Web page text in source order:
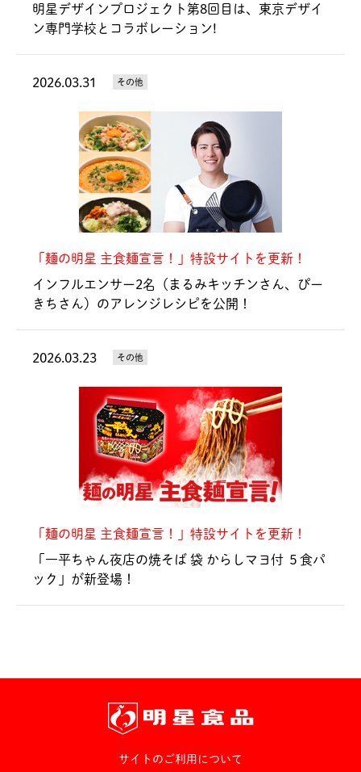
明星デザインプロジェクト第8回目は、東京デザイ
ン専門学校とコラボレーション!
2026.03.31 その他
「麺の明星 主食麺宣言！」特設サイトを更新！
インフルエンサー2名（まるみキッチンさん、ぴー
きちさん）のアレンジレシピを公開！
2026.03.23 その他
「麺の明星 主食麺宣言！」特設サイトを更新！
「一平ちゃん夜店の焼そば 袋 からしマヨ付 ５食パ
ック」が新登場！
サイトのご利用について